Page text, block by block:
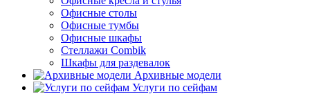
Офисные столы
Офисные тумбы
Офисные шкафы
Стеллажи Combik
Шкафы для раздевалок
Архивные модели
Услуги по сейфам